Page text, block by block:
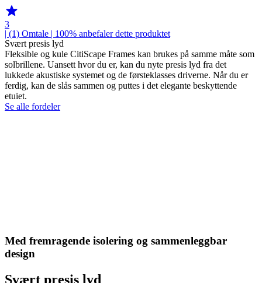
3
| (1) Omtale | 100% anbefaler dette produktet
Svært presis lyd
Fleksible og kule CitiScape Frames kan brukes på samme måte som
solbrillene. Uansett hvor du er, kan du nyte presis lyd fra det
lukkede akustiske systemet og de førsteklasses driverne. Når du er
ferdig, kan de slås sammen og puttes i det elegante beskyttende
etuiet.
Se alle fordeler
Med fremragende isolering og sammenleggbar
design
Svært presis lyd